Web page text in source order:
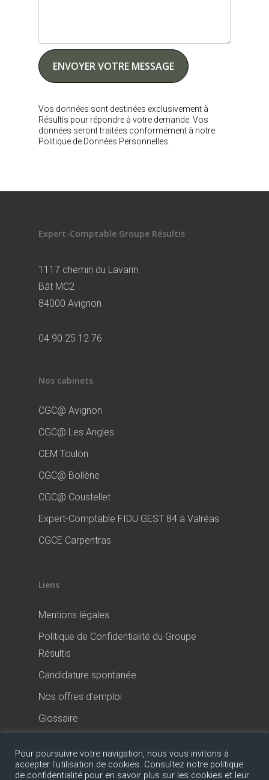
Vos données sont destinées exclusivement à
Résultis pour répondre à votre demande. Vos
données seront traitées conformément à notre
Politique de Données Personnelles.
Expert-Comptable Groupe Résultis
1117 chemin du Lavarin
Bât MC2
84000 Avignon
04 90 25 12 76
Nos cabinets
CGC@ Avignon
CGC@ Les Angles
CEM Toulon
CGC@ Bollène
CGC@ Coustellet
Expert-Comptable FIDU GEST 84 à Valréas
CGCE Carpentras
Liens
Mentions légales
Politique de Confidentialité du Groupe
Résultis
Candidature spontanée
Nos offres d’emploi
Glossaire
Pour poursuivre votre navigation, nous vous invitons à
accepter l'utilisation de cookies. Consultez notre politique
de confidentialité pour en savoir plus sur les cookies et leur